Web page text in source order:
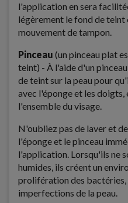
l'application en sera
légèrement le fond de teint
mouvement de tampon.
Pinceau(un pinceau plat
teint) - À l'aide d'un
de teint sur la peau pour
avec l'éponge et les
l'ensemble du visage.
N'oubliez pas de laver et
l'éponge et le pinceau
l'application. Lorsqu'ils ne
humides, ils créent un
prolifération des bactéries,
imperfections de la peau.